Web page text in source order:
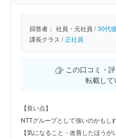
回答者： 社員・元社員 / 30代
課長クラス / 正社員
この口コミ・
転載して
【良い点】
NTTグループとして強いのかもし
【気になること・改善したほうが